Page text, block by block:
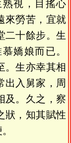
視，目搖心
來勞苦，宜就
二十餘步。生
嬌娘而已。
。生亦幸其相
出入舅家，周
及。久之，察
狀，知其賦性